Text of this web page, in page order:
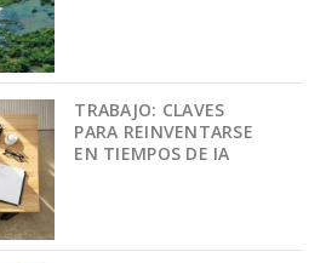
TRABAJO: CLAVES
PARA REINVENTARSE
EN TIEMPOS DE IA